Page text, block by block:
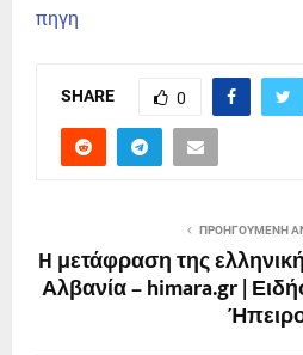
πηγη
SHARE 0
ΠΡΟΗΓΟΎΜΕΝΗ
H μετάφραση της
Αλβανία – himara.gr |